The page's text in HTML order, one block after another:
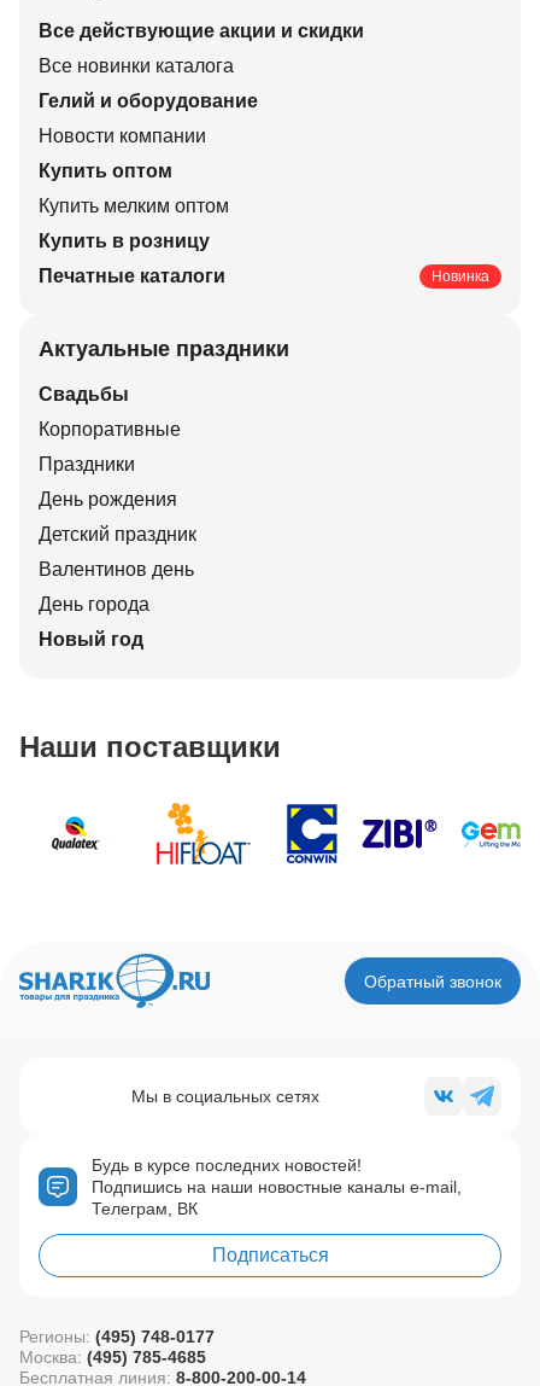
Все действующие акции и скидки
Все новинки каталога
Гелий и оборудование
Новости компании
Купить оптом
Купить мелким оптом
Купить в розницу
Печатные каталоги
Новинка
Актуальные праздники
Свадьбы
Корпоративные
Праздники
День рождения
Детский праздник
Валентинов день
День города
Новый год
Наши поставщики
Обратный звонок
Будь в курсе последних новостей!
Подпишись на наши новостные каналы e-mail,
Телеграм, ВК
Подписаться
Мы в социальных сетях
Регионы: (495) 748-0177
Москва: (495) 785-4685
Бесплатная линия: 8-800-200-00-14